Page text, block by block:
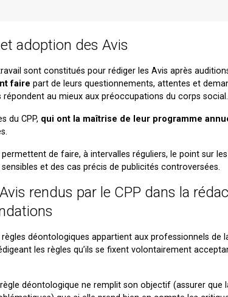
adoption des Avis
sont constitués pour rédiger les Avis après
faire part de leurs questionnements, attentes et
répondent au mieux aux préoccupations du corps social.
du CPP, qui ont la maîtrise de leur programme
permettent de faire, à intervalles réguliers, le point sur
et des cas précis de publicités controversées.
rendus par le CPP dans la
déontologiques appartient aux professionnels
les règles qu’ils se fixent volontairement
déontologique ne remplit son objectif (assurer